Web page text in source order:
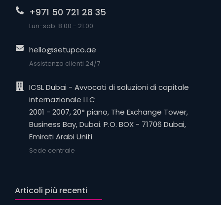
+971 50 721 28 35
Lun-sab: 8:00 - 21:00
hello@setupco.ae
Assistenza clienti 24/7
ICSL Dubai - Avvocati di soluzioni di capitale
internazionale LLC
2001 - 2007, 20° piano, The Exchange Tower,
Business Bay, Dubai. P.O. BOX - 71706 Dubai,
Emirati Arabi Uniti
Sede centrale
Articoli più recenti